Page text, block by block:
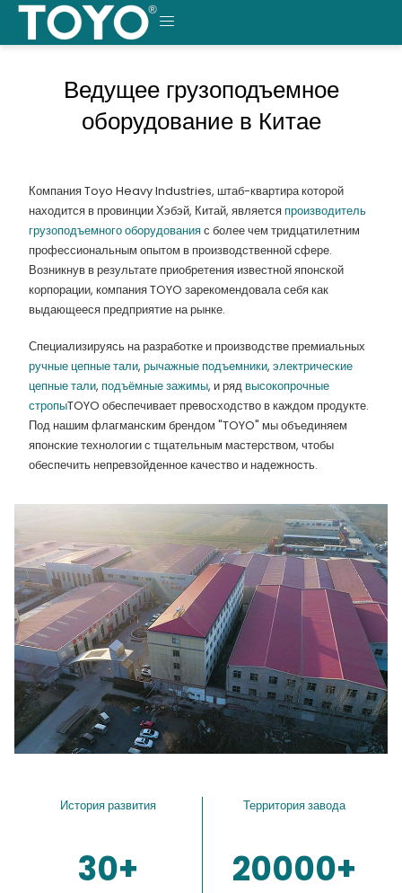
Перейти
содержанию
МЕНЮ
Ведущее грузоподъемное
оборудование в Китае
Компания Toyo Heavy Industries, штаб-квартира которой
находится в провинции Хэбэй, Китай, являетсяпроизводитель
грузоподъемного оборудованияс более чем тридцатилетним
профессиональным опытом в производственной сфере.
Возникнув в результате приобретения известной японской
корпорации, компания TOYO зарекомендовала себя как
выдающееся предприятие на рынке.
Специализируясь на разработке и производстве премиальных
ручные цепные тали, рычажные подъемники, электрические
цепные тали, подъёмные зажимы, и рядвысокопрочные
стропыTOYO обеспечивает превосходство в каждом продукте.
Под нашим флагманским брендом "TOYO" мы объединяем
японские технологии с тщательным мастерством, чтобы
обеспечить непревзойденное качество и надежность.
История развития
30+
Территория завода
20000+